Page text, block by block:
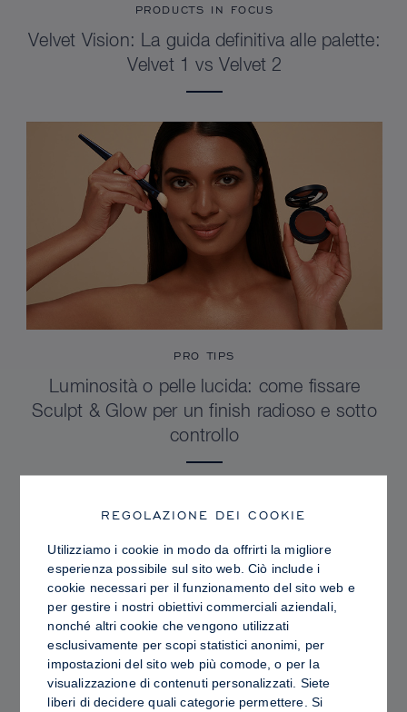
PRODUCTS IN FOCUS
Velvet Vision: La guida definitiva alle palette:
Velvet 1 vs Velvet 2
PRO TIPS
Luminosità o pelle lucida: come fissare
Sculpt & Glow per un finish radioso e sotto
controllo
REGOLAZIONE DEI COOKIE
Utilizziamo i cookie in modo da offrirti la migliore
esperienza possibile sul sito web. Ciò include i
cookie necessari per il funzionamento del sito web e
per gestire i nostri obiettivi commerciali aziendali,
nonché altri cookie che vengono utilizzati
esclusivamente per scopi statistici anonimi, per
impostazioni del sito web più comode, o per la
visualizzazione di contenuti personalizzati. Siete
liberi di decidere quali categorie permettere. Si